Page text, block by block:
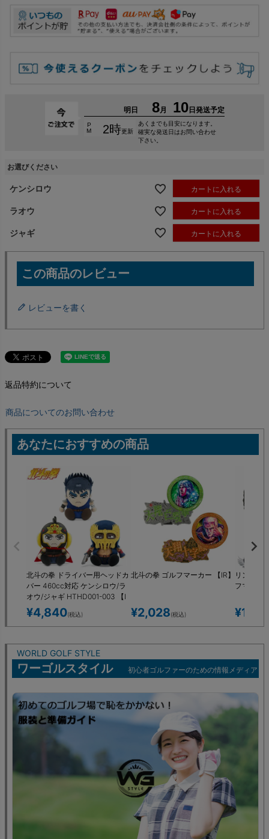
お選びください
ケンシロウ カートに入れる
ラオウ カートに入れる
ジャギ カートに入れる
レビューを書く
返品特約について
商品についてのお問い合わせ
あなたにおすすめの商品
北斗の拳 ドライバー用ヘッドカ
バー 460cc対応 ケンシロウ/ラ
オウ/ジャギ HTHD001-003 【I
R】
¥4,840(税込)
北斗の拳 ゴルフマーカー 【IR】
¥2,028(税込)
リンクス
フマーカ
¥
WORLD GOLF STYLE
ワーゴルスタイル 初心者ゴルファーのための情報メディア